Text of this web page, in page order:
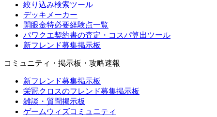
絞り込み検索ツール
デッキメーカー
開眼金特必要経験点一覧
パワクエ契約書の査定・コスパ算出ツール
新フレンド募集掲示板
コミュニティ・掲示板・攻略速報
新フレンド募集掲示板
栄冠クロスのフレンド募集掲示板
雑談・質問掲示板
ゲームウィズコミュニティ